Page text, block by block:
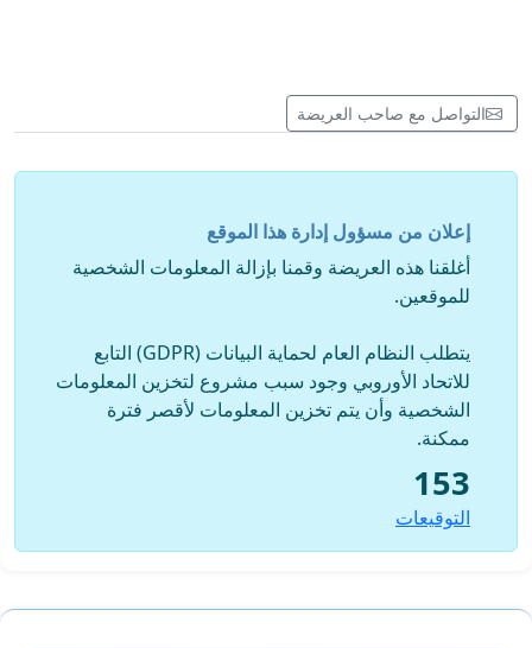
التواصل مع صاحب العريضة
إعلان من مسؤول إدارة هذا الموقع
أغلقنا هذه العريضة وقمنا بإزالة المعلومات الشخصية
للموقعين.
يتطلب النظام العام لحماية البيانات (GDPR) التابع
للاتحاد الأوروبي وجود سبب مشروع لتخزين المعلومات
الشخصية وأن يتم تخزين المعلومات لأقصر فترة
ممكنة.
153
التوقيعات